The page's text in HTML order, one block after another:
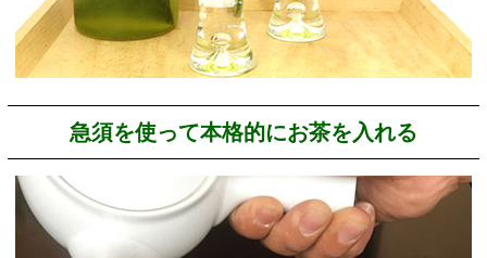
急須を使って本格的にお茶を入れる